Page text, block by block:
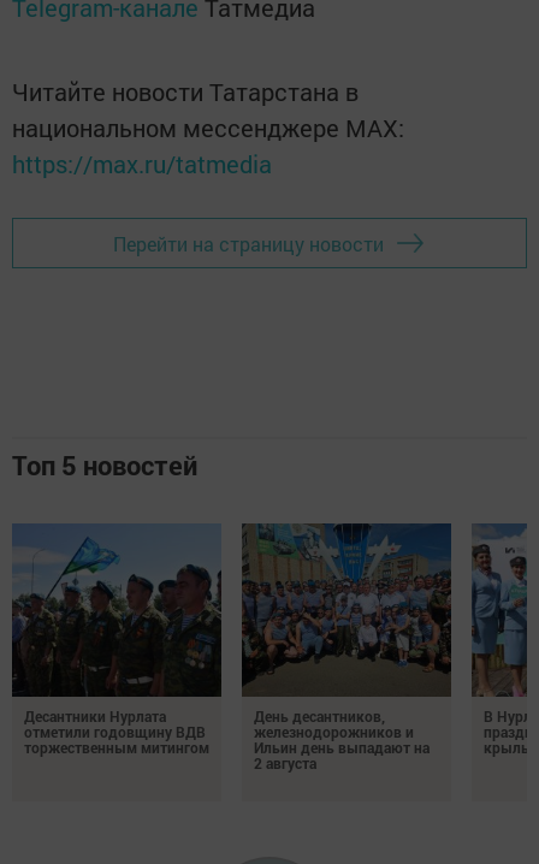
Telegram-канале Татмедиа
Читайте новости Татарстана в
национальном мессенджере MАХ:
https://max.ru/tatmedia
Перейти на страницу новости
Топ 5 новостей
Десантники Нурлата
отметили годовщину ВДВ
торжественным митингом
День десантников,
железнодорожников и
Ильин день выпадают на
2 августа
В